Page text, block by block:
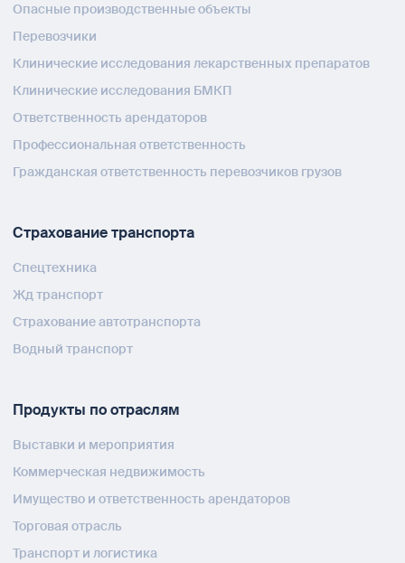
Опасные производственные объекты
Перевозчики
Клинические исследования лекарственных препаратов
Клинические исследования БМКП
Ответственность арендаторов
Профессиональная ответственность
Гражданская ответственность перевозчиков грузов
Страхование транспорта
Спецтехника
Жд транспорт
Страхование автотранспорта
Водный транспорт
Продукты по отраслям
Выставки и мероприятия
Коммерческая недвижимость
Имущество и ответственность арендаторов
Торговая отрасль
Транспорт и логистика